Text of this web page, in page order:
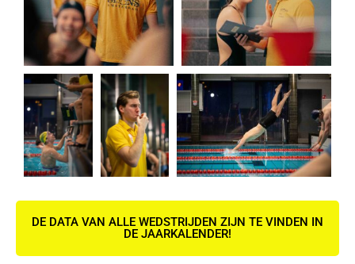
DE DATA VAN ALLE WEDSTRIJDEN ZIJN TE VINDEN IN
DE JAARKALENDER!